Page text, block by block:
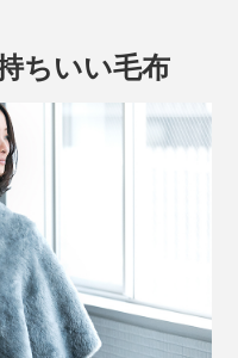
ちいい毛布